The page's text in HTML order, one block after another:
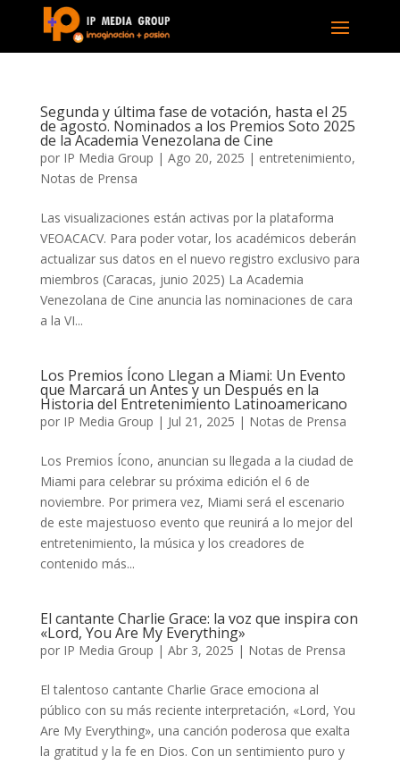
Segunda y última fase de votación, hasta el 25
de agosto. Nominados a los Premios Soto 2025
de la Academia Venezolana de Cine
por IP Media Group | Ago 20, 2025 | entretenimiento,
Notas de Prensa
Las visualizaciones están activas por la plataforma
VEOACACV. Para poder votar, los académicos deberán
actualizar sus datos en el nuevo registro exclusivo para
miembros (Caracas, junio 2025) La Academia
Venezolana de Cine anuncia las nominaciones de cara
a la VI...
Los Premios Ícono Llegan a Miami: Un Evento
que Marcará un Antes y un Después en la
Historia del Entretenimiento Latinoamericano
por IP Media Group | Jul 21, 2025 | Notas de Prensa
Los Premios Ícono, anuncian su llegada a la ciudad de
Miami para celebrar su próxima edición el 6 de
noviembre. Por primera vez, Miami será el escenario
de este majestuoso evento que reunirá a lo mejor del
entretenimiento, la música y los creadores de
contenido más...
El cantante Charlie Grace: la voz que inspira con
«Lord, You Are My Everything»
por IP Media Group | Abr 3, 2025 | Notas de Prensa
El talentoso cantante Charlie Grace emociona al
público con su más reciente interpretación, «Lord, You
Are My Everything», una canción poderosa que exalta
la gratitud y la fe en Dios. Con un sentimiento puro y